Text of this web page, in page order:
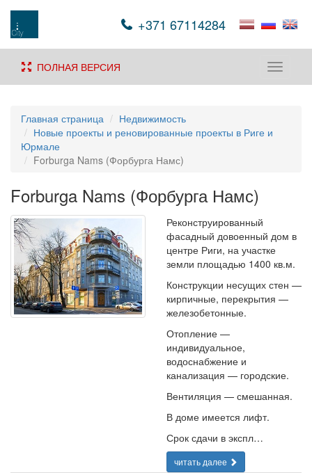
+371 67114284
Toggle
ПОЛНАЯ ВЕРСИЯ
Главная страница
Недвижимость
Новые проекты и реновированные проекты в Риге и
Юрмале
Forburga Nams (Форбурга Намс)
Forburga Nams (Форбурга Намс)
Реконструированный
фасадный довоенный дом в
центре Риги, на участке
земли площадью 1400 кв.м.
Конструкции несущих стен —
кирпичные, перекрытия —
железобетонные.
Отопление —
индивидуальное,
водоснабжение и
канализация — городские.
Вентиляция — смешанная.
В доме имеется лифт.
Срок сдачи в экспл…
читать далее